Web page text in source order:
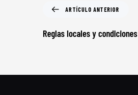
ARTÍCULO ANTERIOR
Reglas locales y condiciones